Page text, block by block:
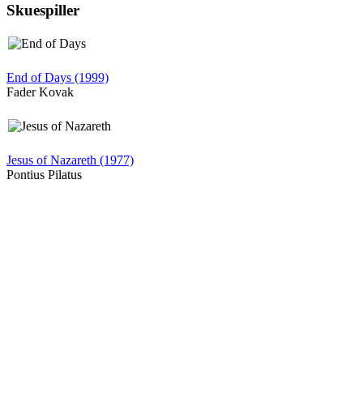
Skuespiller
End of Days (1999)
Fader Kovak
Jesus of Nazareth (1977)
Pontius Pilatus